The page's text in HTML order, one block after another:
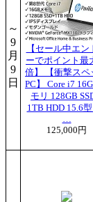
～
9
月
9
日
【セール中エン
ーでポイント最
倍】 【衝撃スペ
PC】 Core i7
モリ 128GB
1TB HDD 15.6型
…
125,000円